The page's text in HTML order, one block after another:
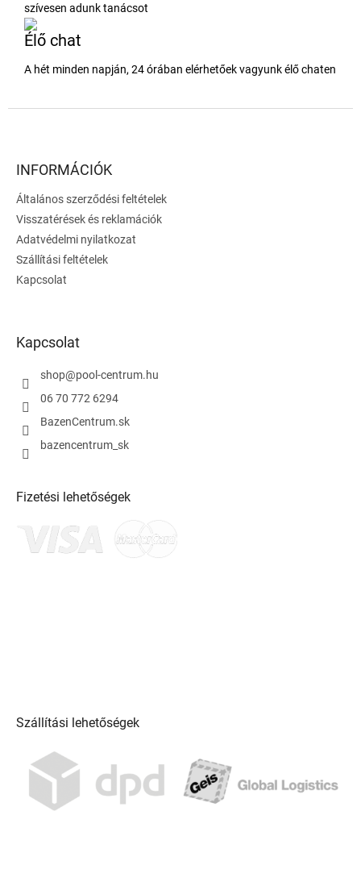
szívesen adunk tanácsot
Élő chat
A hét minden napján, 24 órában elérhetőek vagyunk élő chaten
INFORMÁCIÓK
Általános szerződési feltételek
Visszatérések és reklamációk
Adatvédelmi nyilatkozat
Szállítási feltételek
Kapcsolat
Kapcsolat
shop@pool-centrum.hu
06 70 772 6294
BazenCentrum.sk
bazencentrum_sk
Fizetési lehetőségek
Szállítási lehetőségek